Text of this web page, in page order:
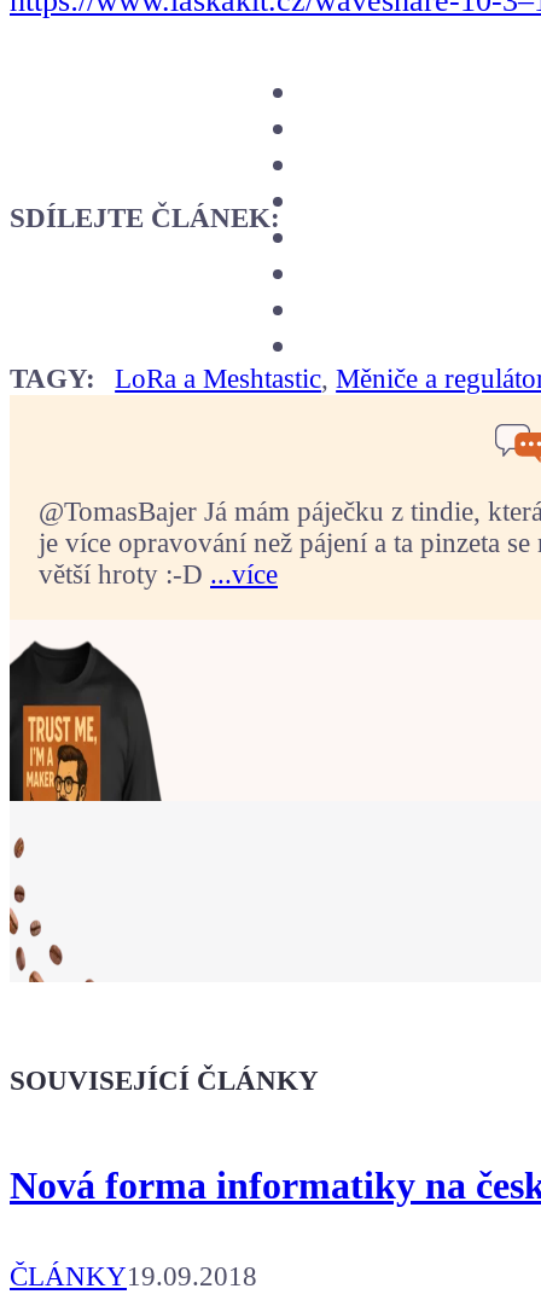
SDÍLEJTE ČLÁNEK:
TAGY: LoRa a Meshtastic,Měniče a
@TomasBajer Já mám páječku z tindie,
je více opravování než pájení a ta pinzeta
větší hroty :-D ...více
že jsi Maker!
Kafe pro Chiptrona
Aby mohl napsat další článek.
SOUVISEJÍCÍ ČLÁNKY
Nová forma informatiky na
ČLÁNKY19.09.2018